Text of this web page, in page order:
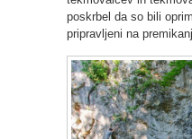
poskrbel da so bili
pripravljeni na